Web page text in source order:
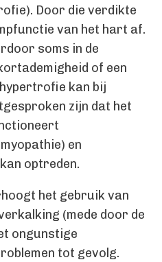
Door die verdikte
van het hart af.
soms in de
of een
kan bij
zijn dat het
en
kan optreden.
het gebruik van
(mede door de
ongunstige
tot gevolg.